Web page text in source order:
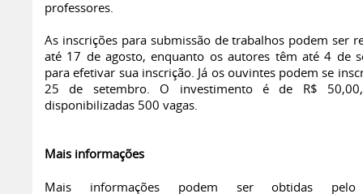
professores.
As inscrições para submissão de trabalhos podem ser
até 17 de agosto, enquanto os autores têm até 4 de
para efetivar sua inscrição. Já os ouvintes podem se
25 de setembro. O investimento é de R$
disponibilizadas 500 vagas.
Mais informações
Mais informações podem ser obtidas pelo